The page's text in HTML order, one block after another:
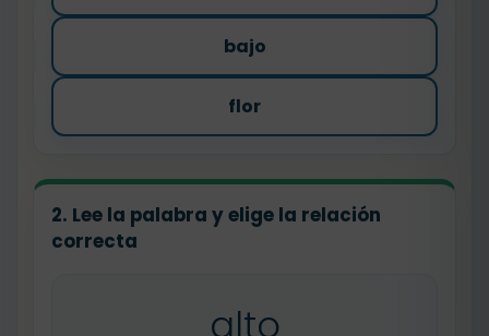
bajo
flor
2. Lee la palabra y elige la relación
correcta
alto